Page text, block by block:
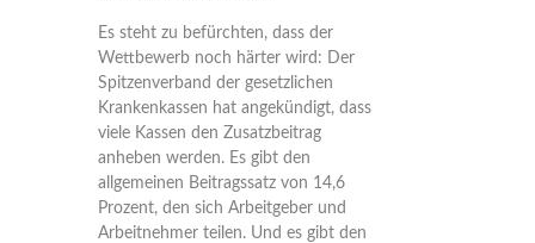
Es steht zu befürchten, dass der
Wettbewerb noch härter wird: Der
Spitzenverband der gesetzlichen
Krankenkassen hat angekündigt, dass
viele Kassen den Zusatzbeitrag
anheben werden. Es gibt den
allgemeinen Beitragssatz von 14,6
Prozent, den sich Arbeitgeber und
Arbeitnehmer teilen. Und es gibt den